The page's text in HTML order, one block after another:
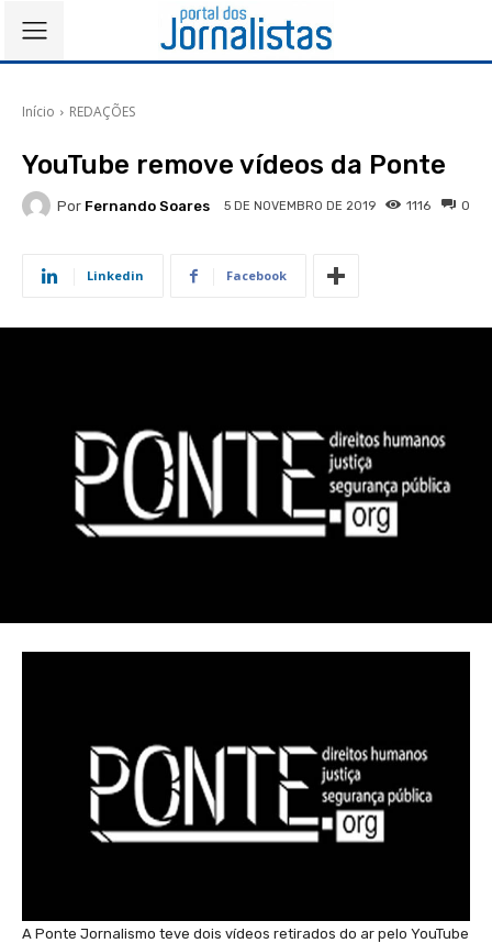
Início REDAÇÕES
YouTube remove vídeos da Ponte
Por Fernando Soares 5 DE NOVEMBRO DE 2019 0
1116
Linkedin Facebook
A Ponte Jornalismo teve dois vídeos retirados do ar pelo YouTube